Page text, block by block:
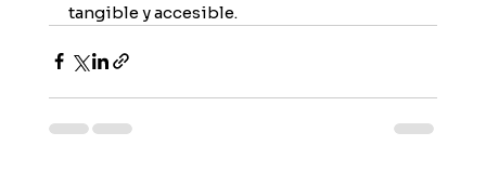
tangible y accesible.